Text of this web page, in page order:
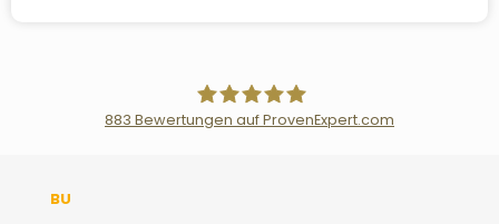
883 Bewertungen auf ProvenExpert.com
BU